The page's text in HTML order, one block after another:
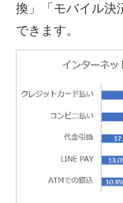
換」「モバイル決
できます。